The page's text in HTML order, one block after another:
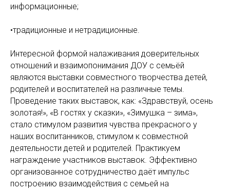
информационные;
•традиционные и нетрадиционные.
Интересной формой налаживания доверительных
отношений и взаимопонимания ДОУ с семьёй
являются выставки совместного творчества детей,
родителей и воспитателей на различные темы.
Проведение таких выставок, как: «Здравствуй, осень
золотая!», «В гостях у сказки», «Зимушка – зима»,
стало стимулом развития чувства прекрасного у
наших воспитанников, стимулом к совместной
деятельности детей и родителей. Практикуем
награждение участников выставок. Эффективно
организованное сотрудничество даёт импульс
построению взаимодействия с семьей на